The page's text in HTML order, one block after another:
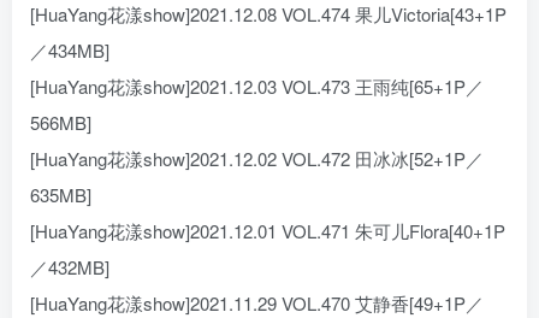
[HuaYang花漾show]2021.12.08 VOL.474 果儿Victoria[43+1P
／434MB]
[HuaYang花漾show]2021.12.03 VOL.473 王雨纯[65+1P／
566MB]
[HuaYang花漾show]2021.12.02 VOL.472 田冰冰[52+1P／
635MB]
[HuaYang花漾show]2021.12.01 VOL.471 朱可儿Flora[40+1P
／432MB]
[HuaYang花漾show]2021.11.29 VOL.470 艾静香[49+1P／